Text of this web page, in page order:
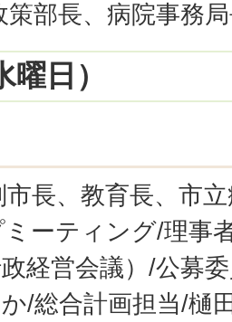
策部長、病院事務
日）
長、教育長、市
ーティング/理事
経営会議）/公募
/総合計画担当/樋